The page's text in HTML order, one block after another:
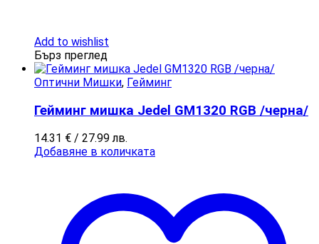
Add to wishlist
Бърз преглед
Оптични Мишки, Гейминг
Гейминг мишка Jedel GM1320 RGB /черна/
14.31 € / 27.99 лв.
Добавяне в количката